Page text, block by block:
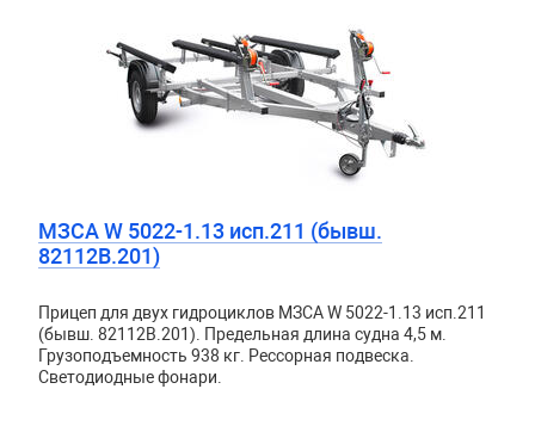
МЗСА W 5022-1.13 исп.211 (бывш.
82112B.201)
Прицеп для двух гидроциклов МЗСА W 5022-1.13 исп.211
(бывш. 82112B.201). Предельная длина судна 4,5 м.
Грузоподъемность 938 кг. Рессорная подвеска.
Светодиодные фонари.